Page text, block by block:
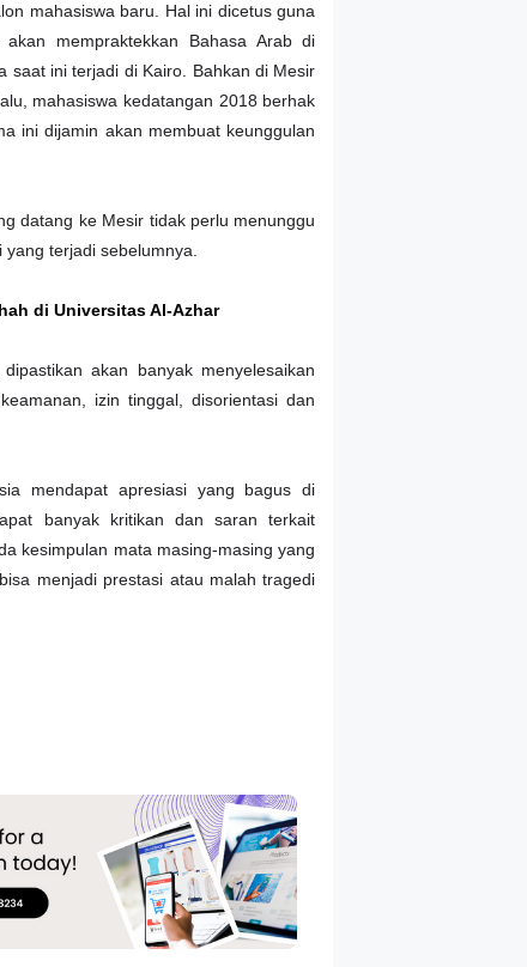
mahasiswa baru. Hal ini dicetus guna
mempraktekkan Bahasa Arab di
saat ini terjadi di Kairo. Bahkan di Mesir
mahasiswa kedatangan 2018 berhak
ini dijamin akan membuat keunggulan
datang ke Mesir tidak perlu menunggu
terjadi sebelumnya.
di Universitas Al-Azhar
akan banyak menyelesaikan
izin tinggal, disorientasi dan
mendapat apresiasi yang bagus di
banyak kritikan dan saran terkait
kesimpulan mata masing-masing yang
menjadi prestasi atau malah tragedi